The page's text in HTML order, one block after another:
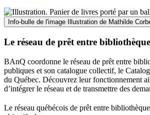
Info-bulle de l'image Illustration de Mathilde
Le réseau de prêt entre
BAnQ coordonne le réseau de prêt entre
publiques et son catalogue collectif, le
du Québec. Découvrez leur fonctionnement
d’intégrer le réseau et de transmettre des
Le réseau québécois de prêt entre